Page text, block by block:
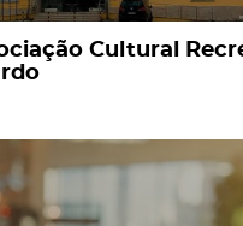
Cultural